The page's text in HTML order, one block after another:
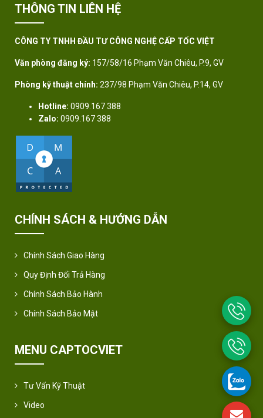
THÔNG TIN LIÊN HỆ
CÔNG TY TNHH ĐẦU TƯ CÔNG NGHỆ CẤP TỐC VIỆT
Văn phòng đăng ký: 157/58/16 Phạm Văn Chiêu, P.9, GV
Phòng kỹ thuật chính: 237/98 Phạm Văn Chiêu, P.14, GV
Hotline: 0909.167 388
Zalo: 0909.167 388
CHÍNH SÁCH & HƯỚNG DẪN
Chính Sách Giao Hàng
Quy Định Đổi Trả Hàng
Chính Sách Bảo Hành
Chính Sách Bảo Mật
MENU CAPTOCVIET
Tư Vấn Kỹ Thuật
Video